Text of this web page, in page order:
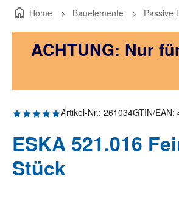
Home Bauelemente Passive
ACHTUNG: Nur
Durchschnittliche Bewertung von
Artikel-Nr.: 261034GTIN/EAN:
ESKA 521.016
Stück